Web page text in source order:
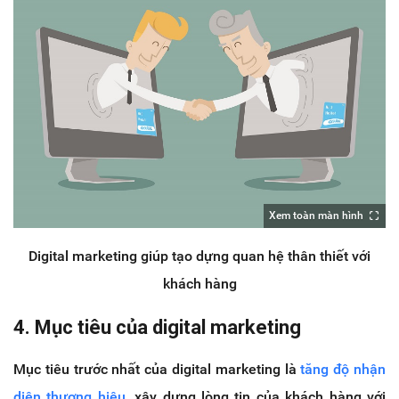
Xem toàn màn hình
Digital marketing giúp tạo dựng quan hệ thân thiết với
khách hàng
4. Mục tiêu của digital marketing
Mục tiêu trước nhất của digital marketing làtăng độ nhận